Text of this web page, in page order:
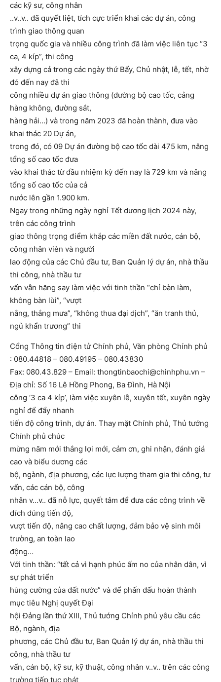
các kỹ sư, công nhân
..v..v.. đã quyết liệt, tích cực triển khai các dự án, công
trình giao thông quan
trọng quốc gia và nhiều công trình đã làm việc liên tục “3
ca, 4 kíp”, thi công
xây dựng cả trong các ngày thứ Bẩy, Chủ nhật, lễ, tết, nhờ
đó đến nay đã thi
công nhiều dự án giao thông (đường bộ cao tốc, cảng
hàng không, đường sắt,
hàng hải…) và trong năm 2023 đã hoàn thành, đưa vào
khai thác 20 Dự án,
trong đó, có 09 Dự án đường bộ cao tốc dài 475 km, nâng
tổng số cao tốc đưa
vào khai thác từ đầu nhiệm kỳ đến nay là 729 km và nâng
tổng số cao tốc của cả
nước lên gần 1.900 km.
Ngay trong những ngày nghỉ Tết dương lịch 2024 này,
trên các công trình
giao thông trọng điểm khắp các miền đất nước, cán bộ,
công nhân viên và người
lao động của các Chủ đầu tư, Ban Quản lý dự án, nhà thầu
thi công, nhà thầu tư
vấn vẫn hăng say làm việc với tinh thần “chỉ bàn làm,
không bàn lùi”, “vượt
nắng, thắng mưa”, “không thua đại dịch”, “ăn tranh thủ,
ngủ khẩn trương” thi
Cổng Thông tin điện tử Chính phủ, Văn phòng Chính phủ
: 080.44818 – 080.49195 – 080.43830
Fax: 080.43.829 – Email: thongtinbaochi@chinhphu.vn –
Địa chỉ: Số 16 Lê Hồng Phong, Ba Đình, Hà Nội
công ‘3 ca 4 kíp’, làm việc xuyên lễ, xuyên tết, xuyên ngày
nghỉ để đẩy nhanh
tiến độ công trình, dự án. Thay mặt Chính phủ, Thủ tướng
Chính phủ chúc
mừng năm mới thắng lợi mới, cảm ơn, ghi nhận, đánh giá
cao và biểu dương các
bộ, ngành, địa phương, các lực lượng tham gia thi công, tư
vấn, các cán bộ, công
nhân v…v.. đã nỗ lực, quyết tâm để đưa các công trình về
đích đúng tiến độ,
vượt tiến độ, nâng cao chất lượng, đảm bảo vệ sinh môi
trường, an toàn lao
động…
Với tinh thần: “tất cả vì hạnh phúc ấm no của nhân dân, vì
sự phát triển
hùng cường của đất nước” và để phấn đấu hoàn thành
mục tiêu Nghị quyết Đại
hội Đảng lần thứ XIII, Thủ tướng Chính phủ yêu cầu các
Bộ, ngành, địa
phương, các Chủ đầu tư, Ban Quản lý dự án, nhà thầu thi
công, nhà thầu tư
vấn, cán bộ, kỹ sư, kỹ thuật, công nhân v..v.. trên các công
trường tiếp tục phát